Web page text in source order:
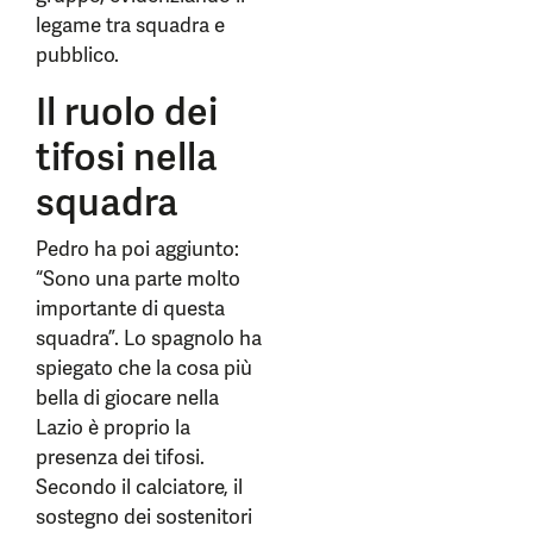
legame tra squadra e
pubblico.
Il ruolo dei
tifosi nella
squadra
Pedro ha poi aggiunto:
“Sono una parte molto
importante di questa
squadra”. Lo spagnolo ha
spiegato che la cosa più
bella di giocare nella
Lazio è proprio la
presenza dei tifosi.
Secondo il calciatore, il
sostegno dei sostenitori